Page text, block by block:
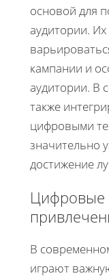
основой для
аудитории.
кампании и
аудитории. В
также
цифровыми
значительно
достижение
Цифровые
В
играют